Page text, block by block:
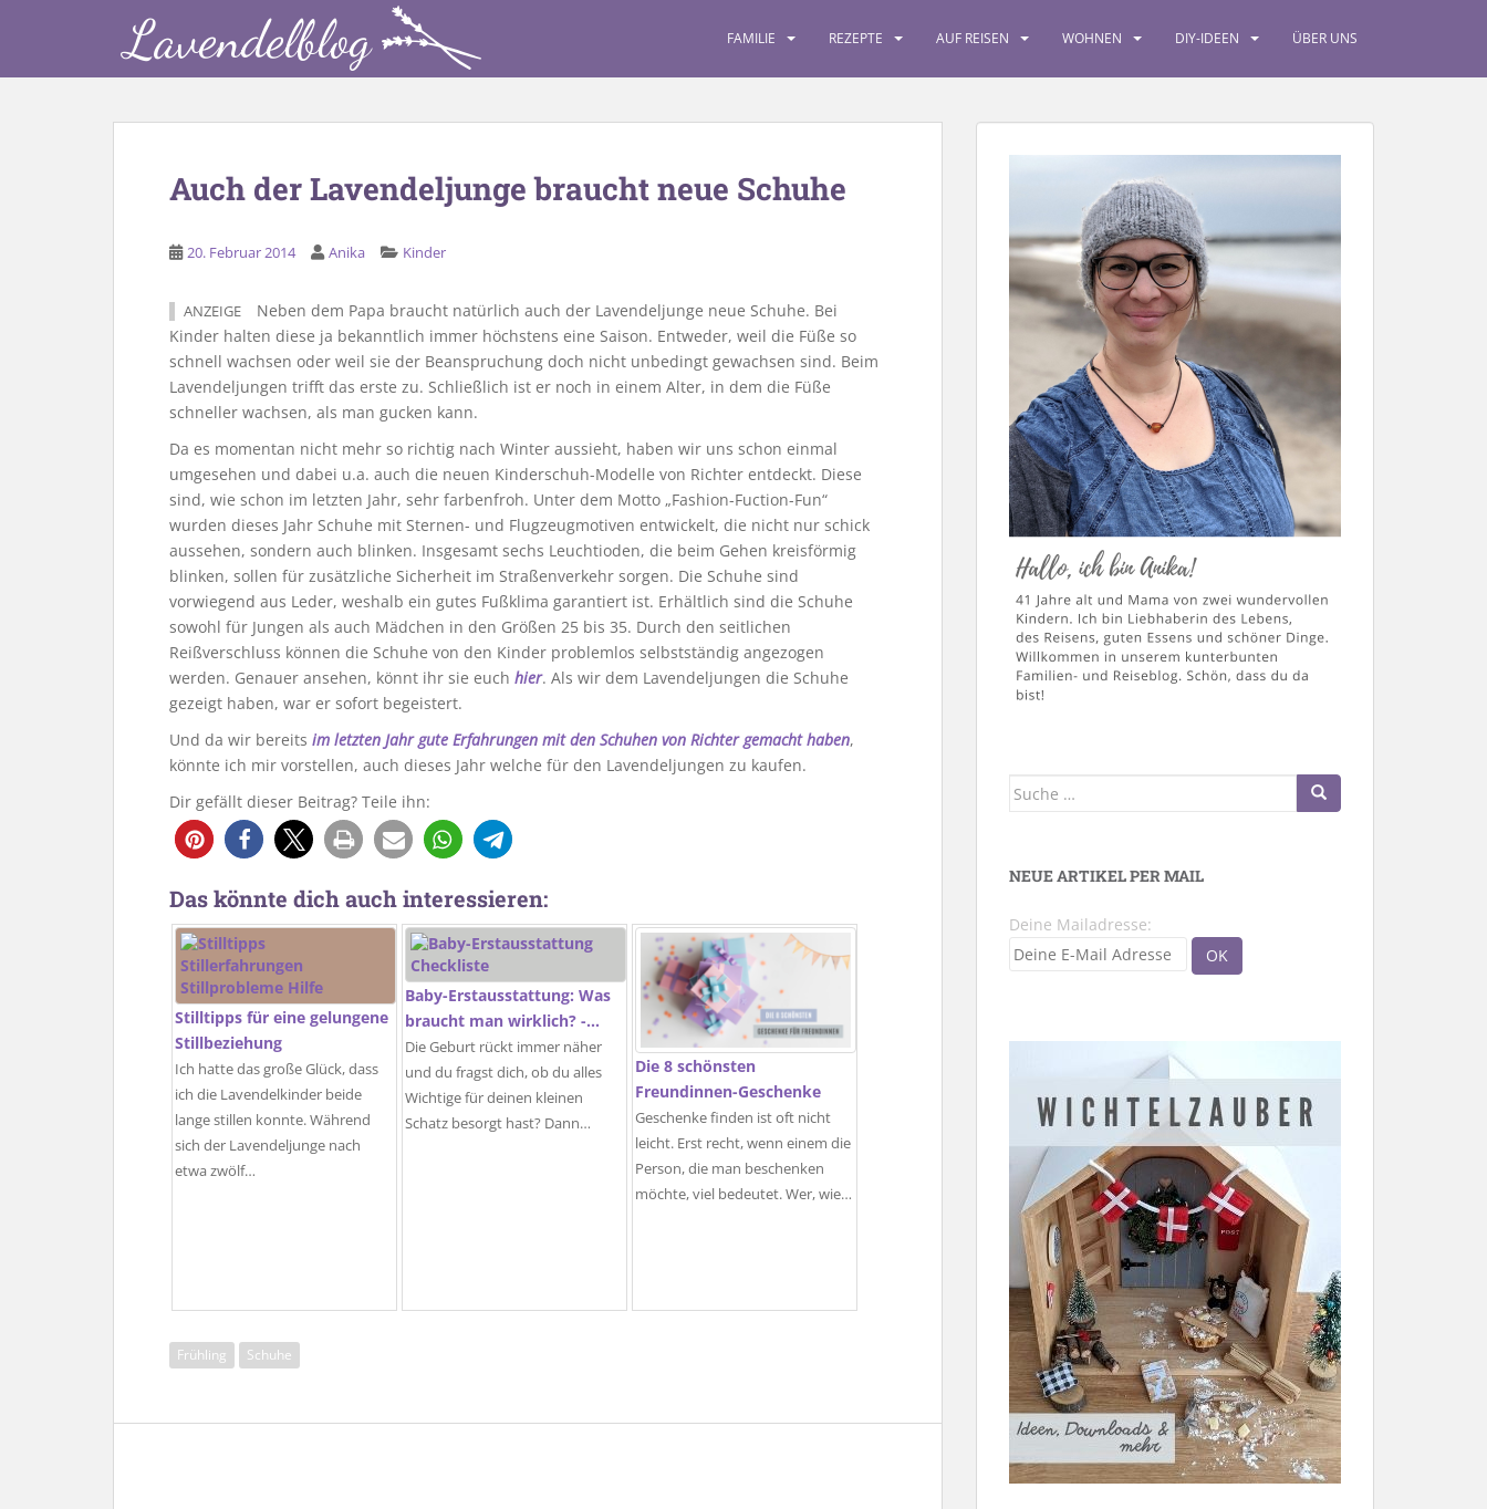
FAMILIE REZEPTE AUF REISEN WOHNEN DIY-IDEEN ÜBER UNS
Auch der Lavendeljunge braucht neue Schuhe
20. Februar 2014 Anika Kinder
ANZEIGE
Neben dem Papa braucht natürlich auch der Lavendeljunge neue Schuhe. Bei
Kinder halten diese ja bekanntlich immer höchstens eine Saison. Entweder, weil die Füße so
schnell wachsen oder weil sie der Beanspruchung doch nicht unbedingt gewachsen sind. Beim
Lavendeljungen trifft das erste zu. Schließlich ist er noch in einem Alter, in dem die Füße
schneller wachsen, als man gucken kann.
Da es momentan nicht mehr so richtig nach Winter aussieht, haben wir uns schon einmal
umgesehen und dabei u.a. auch die neuen Kinderschuh-Modelle von Richter entdeckt. Diese
sind, wie schon im letzten Jahr, sehr farbenfroh. Unter dem Motto „Fashion-Fuction-Fun“
wurden dieses Jahr Schuhe mit Sternen- und Flugzeugmotiven entwickelt, die nicht nur schick
aussehen, sondern auch blinken. Insgesamt sechs Leuchtioden, die beim Gehen kreisförmig
blinken, sollen für zusätzliche Sicherheit im Straßenverkehr sorgen. Die Schuhe sind
vorwiegend aus Leder, weshalb ein gutes Fußklima garantiert ist. Erhältlich sind die Schuhe
sowohl für Jungen als auch Mädchen in den Größen 25 bis 35. Durch den seitlichen
Reißverschluss können die Schuhe von den Kinder problemlos selbstständig angezogen
werden. Genauer ansehen, könnt ihr sie euch hier. Als wir dem Lavendeljungen die Schuhe
gezeigt haben, war er sofort begeistert.
Und da wir bereits im letzten Jahr gute Erfahrungen mit den Schuhen von Richter gemacht haben,
könnte ich mir vorstellen, auch dieses Jahr welche für den Lavendeljungen zu kaufen.
Dir gefällt dieser Beitrag? Teile ihn:
Das könnte dich auch interessieren:
Stilltipps für eine gelungene
Stillbeziehung
Ich hatte das große Glück, dass
ich die Lavendelkinder beide
lange stillen konnte. Während
sich der Lavendeljunge nach
etwa zwölf…
Baby-Erstausstattung: Was
braucht man wirklich? -…
Die Geburt rückt immer näher
und du fragst dich, ob du alles
Wichtige für deinen kleinen
Schatz besorgt hast? Dann…
Die 8 schönsten
Freundinnen-Geschenke
Geschenke finden ist oft nicht
leicht. Erst recht, wenn einem die
Person, die man beschenken
möchte, viel bedeutet. Wer, wie…
Frühling Schuhe
Suche
NEUE ARTIKEL PER MAIL
Deine Mailadresse: